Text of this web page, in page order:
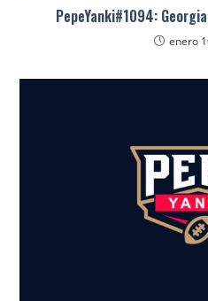
PepeYanki#1094:
enero